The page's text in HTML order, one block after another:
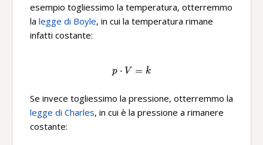
esempio togliessimo la temperatura, otterremmo
la legge di Boyle, in cui la temperatura rimane
infatti costante:
p\ ·V=k
p ⋅ V = k
Se invece togliessimo la pressione, otterremmo la
legge di Charles, in cui è la pressione a rimanere
costante: